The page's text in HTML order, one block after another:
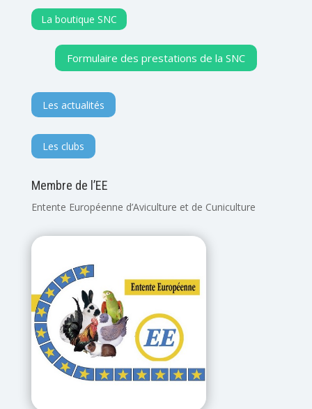
La boutique SNC
Formulaire des prestations de la SNC
Les actualités
Les clubs
Membre de l’EE
Entente Européenne d’Aviculture et de Cuniculture